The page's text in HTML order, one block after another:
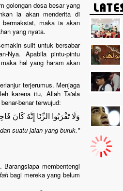
golongan dosa besar yang
ia akan menderita di
maka ia akan
yang nyata.
sulit untuk bersabar
Nya. Apabila pintu-pintu
hal yang haram akan
terjerumus. Menjaga
karena itu, Allah Ta'ala
benar terwujud:
وَلَا تَقْرَبُوا الزِّنَا إِنَّهُ كَانَ
suatu jalan yang buruk."
membentengi
bagi mereka yang belum